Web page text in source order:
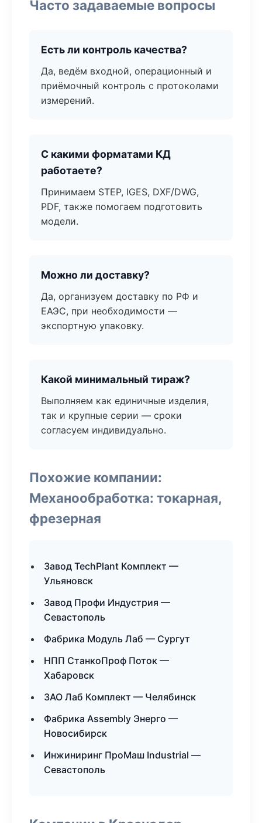
Часто задаваемые вопросы
Есть ли контроль качества?
Да, ведём входной, операционный и
приёмочный контроль с протоколами
измерений.
С какими форматами КД
работаете?
Принимаем STEP, IGES, DXF/DWG,
PDF, также помогаем подготовить
модели.
Можно ли доставку?
Да, организуем доставку по РФ и
ЕАЭС, при необходимости —
экспортную упаковку.
Какой минимальный тираж?
Выполняем как единичные изделия,
так и крупные серии — сроки
согласуем индивидуально.
Похожие компании:
Механообработка: токарная,
фрезерная
Завод TechPlant Комплект —
Ульяновск
Завод Профи Индустрия —
Севастополь
Фабрика Модуль Лаб — Сургут
НПП СтанкоПроф Поток —
Хабаровск
ЗАО Лаб Комплект — Челябинск
Фабрика Assembly Энерго —
Новосибирск
Инжиниринг ПроМаш Industrial —
Севастополь